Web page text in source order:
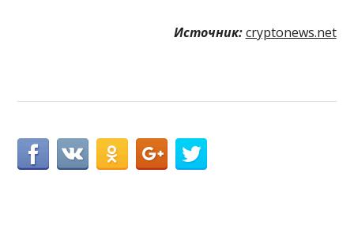
Источник: cryptonews.net